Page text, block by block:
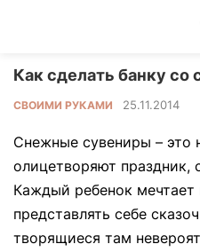
Как сделать банку со
СВОИМИ РУКАМИ 25.11.2014
Снежные сувениры – это
олицетворяют праздник,
Каждый ребенок
представлять себе
творящиеся там